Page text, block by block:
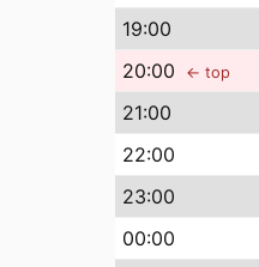
19:00
20:00 ← top
21:00
22:00
23:00
00:00